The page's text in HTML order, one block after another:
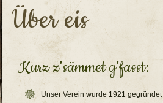
Über eis
Kurz z'sämmet g'fasst:
Unser Verein wurde 1921 gegründet